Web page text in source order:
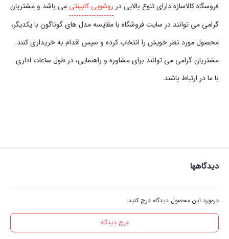
فروسگاه کالاسازه دارای تنوع بالایی در روشویی کابینتی می باشد و مشتریان
گرامی می توانند در سایت فروشگاه با مقایسه مدل های گوناگون با یکدیگر،
محصول مورد نظر خویش را انتخاب کرده و سپس اقدام به خریداری کنند.
مشتریان گرامی می توانند برای مشاوره و راهنمایی، در طول ساعات اداری
با ما در ارتباط باشند.
دیدگاهها
درمورد این محصول دیدگاه درج کنید.
درج دیدگاه